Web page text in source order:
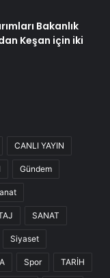
Bakanlık
Keşan için iki
CANLI YAYIN
Gündem
SANAT
Siyaset
Spor TARİH